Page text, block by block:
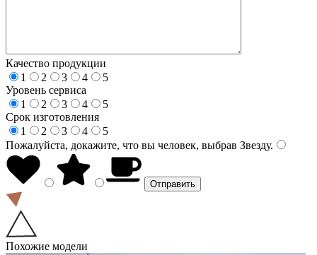
Качество продукции
1
2 3 4
5
Уровень сервиса
1
2 3 4
5
Срок изготовления
1
2 3 4
5
Пожалуйста, докажите, что вы человек, выбрав Звезду.
Похожие модели